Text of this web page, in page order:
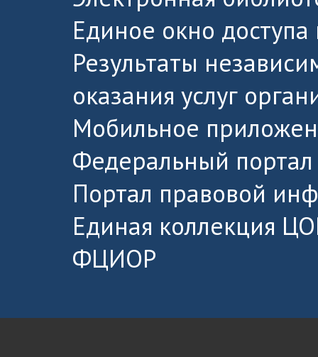
Единое окно
Результаты
оказания услуг
Мобильное
Федеральный портал
Портал правовой
Единая коллекция
ФЦИОР